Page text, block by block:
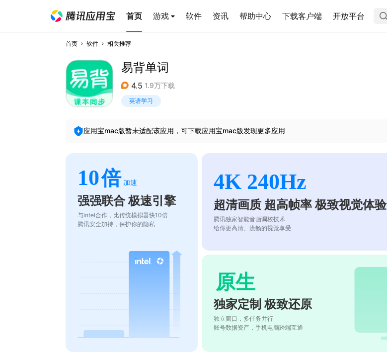
首页 游戏 软件 资讯 帮助中心 下载客户端 开放平台
首页 软件 相关推荐
易背单词
4.5 1.9万下载
英语学习
应用宝mac版暂未适配该应用，可下载应用宝mac版发现更多应用
10倍 加速
强强联合 极速引擎
与intel合作，比传统模拟器快10倍
腾讯安全加持，保护你的隐私
4K 240Hz
超清画质 超高帧率 极致视觉体验
腾讯独家智能音画调校技术
给你更高清、流畅的视觉享受
原生
独家定制 极致还原
独立窗口，多任务并行
账号数据资产，手机电脑跨端互通